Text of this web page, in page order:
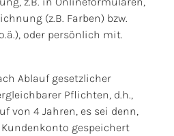
(z.B. Farben) bzw.
oder persönlich mit.
Ablauf gesetzlicher
Pflichten, d.h.,
von 4 Jahren, es sei denn,
gespeichert